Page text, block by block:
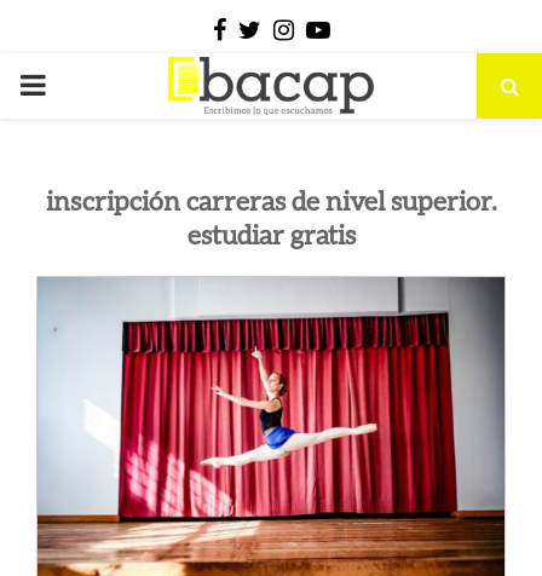
Facebook
Twitter
Instagram
Youtube
PRIMARY
inscripción carreras de nivel superior.
estudiar gratis